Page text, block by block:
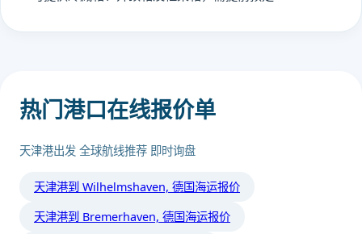
热门港口在线报价单
天津港出发 全球航线推荐 即时询盘
天津港到 Wilhelmshaven, 德国海运报价
天津港到 Bremerhaven, 德国海运报价